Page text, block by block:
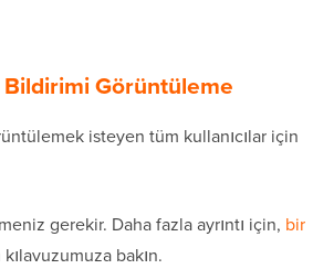
Görüntüleme
isteyen tüm kullanıcılar için
gerekir. Daha fazla ayrıntı için, bir
kılavuzumuza bakın.